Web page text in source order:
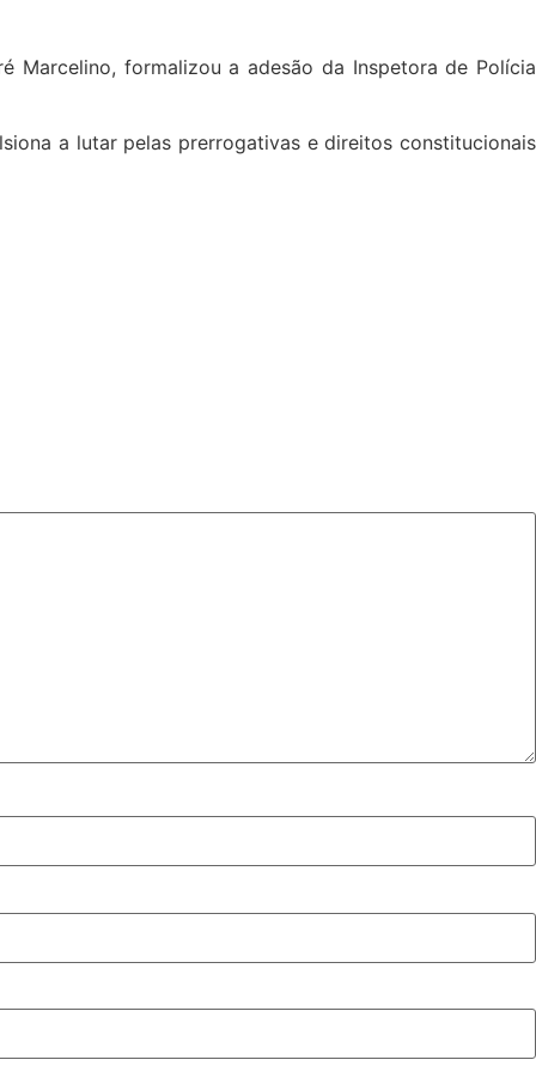
Marcelino, formalizou a adesão da Inspetora de Polícia
a lutar pelas prerrogativas e direitos constitucionais